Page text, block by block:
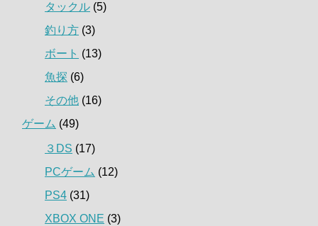
タックル (5)
釣り方 (3)
ボート (13)
魚探 (6)
その他 (16)
ゲーム (49)
３DS (17)
PCゲーム (12)
PS4 (31)
XBOX ONE (3)